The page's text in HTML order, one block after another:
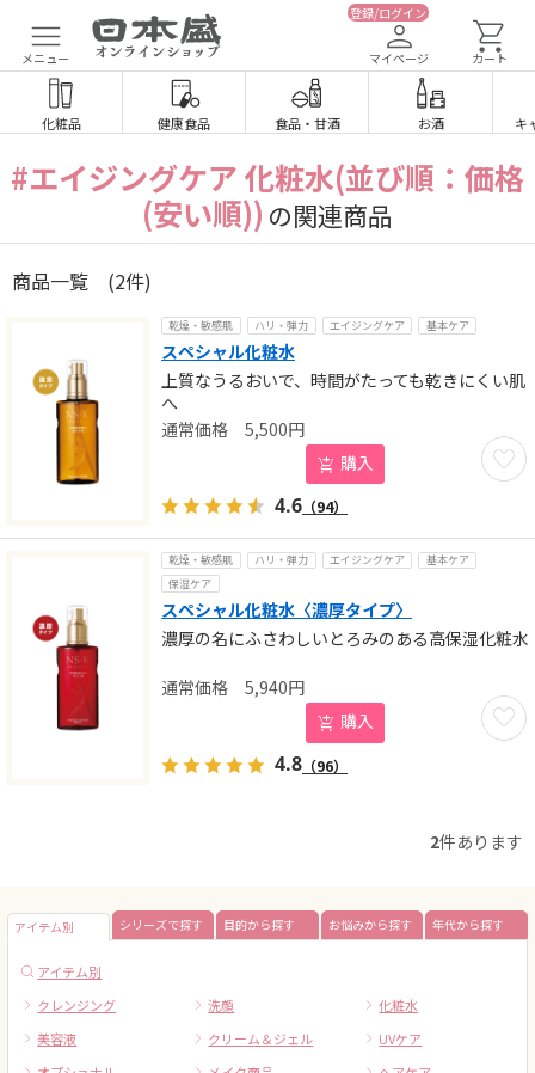
メニュー
登録/ログイン
マイページ カート
化粧品 健康食品 食品・ 甘酒 お酒 キ
#エイジングケア 化粧水(並び順：価格
(安い順)) の関連商品
商品一覧 (2件)
乾燥・敏感肌 ハリ・弾力 エイジングケア 基本ケア
スペシャル化粧水
上質なうるおいで、時間がたっても乾きにくい肌
へ
お気
5,500円
購入
4.6 （94）
乾燥・敏感肌 ハリ・弾力 エイジングケア
基本ケア
保湿ケア
スペシャル化粧水〈濃厚タイプ〉
濃厚の名にふさわしいとろみのある高保湿化粧水
お気
5,940円
購入
4.8 （96）
2件あります
アイテム別 シリーズで探す 目的から探す お悩みから探す 年代から探す
アイテム別
クレンジング
洗顔
化粧水
美容液
クリーム＆ジェル
UVケア